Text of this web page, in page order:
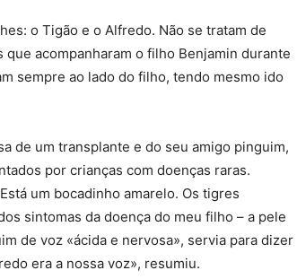
o Tigão e o Alfredo. Não se tratam de
acompanharam o filho Benjamin durante
sempre ao lado do filho, tendo mesmo ido
de um transplante e do seu amigo pinguim,
por crianças com doenças raras.
um bocadinho amarelo. Os tigres
sintomas da doença do meu filho – a pele
de voz «ácida e nervosa», servia para dizer
era a nossa voz», resumiu.